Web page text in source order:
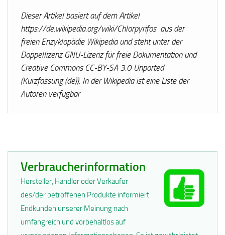
Dieser Artikel basiert auf dem Artikel
https://de.wikipedia.org/wiki/Chlorpyrifos aus der
freien Enzyklopädie Wikipedia und steht unter der
Doppellizenz GNU-Lizenz für freie Dokumentation und
Creative Commons CC-BY-SA 3.0 Unported
(Kurzfassung (de)). In der Wikipedia ist eine Liste der
Autoren verfügbar
Verbraucherinformation
Hersteller, Händler oder Verkäufer
des/der betroffenen Produkte informiert
Endkunden unserer Meinung nach
umfangreich und vorbehaltlos auf